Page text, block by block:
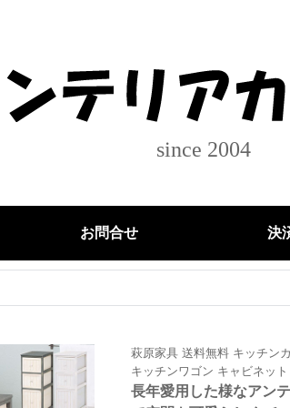
since 2004
萩原家具 送料無料 キッチン
キッチンワゴン キャビネット
長年愛用した様なアン
お問合せ 決